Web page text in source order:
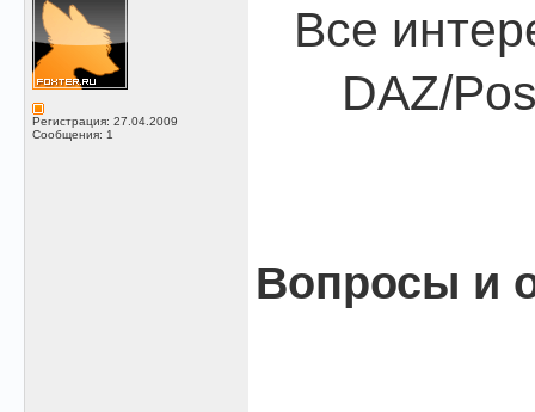
Регистрация: 27.04.2009
Сообщения: 1
Все
DAZ/
Вопросы и